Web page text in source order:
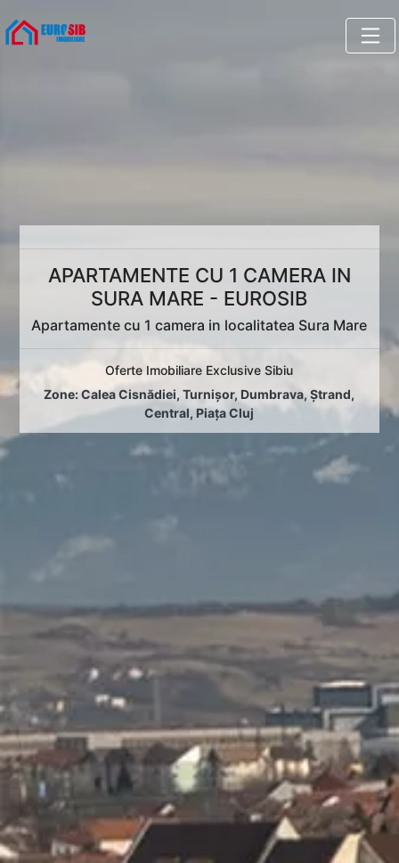
APARTAMENTE CU 1 CAMERA IN
SURA MARE - EUROSIB
Apartamente cu 1 camera in localitatea Sura Mare
Oferte Imobiliare Exclusive Sibiu
Zone:Calea Cisnădiei,Turnișor, Dumbrava,Ștrand,
Central,Piața Cluj